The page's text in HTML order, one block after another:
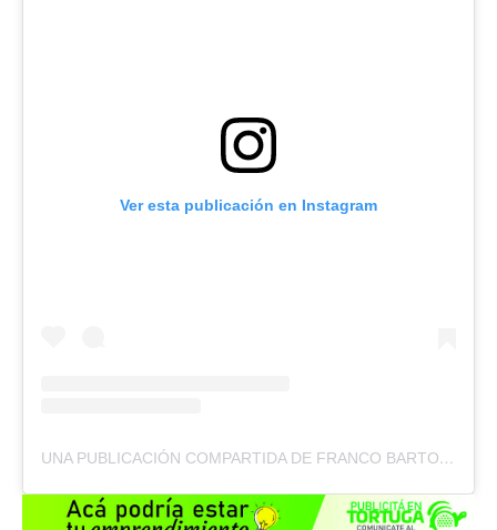
Ver esta publicación en Instagram
UNA PUBLICACIÓN COMPARTIDA DE FRANCO BARTOLACCI (@F.BARTOLACCI)